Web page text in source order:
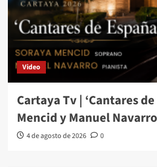
Video
Cartaya Tv | ‘Cantares
Mencid y Manuel
4 de agosto de 2026 0